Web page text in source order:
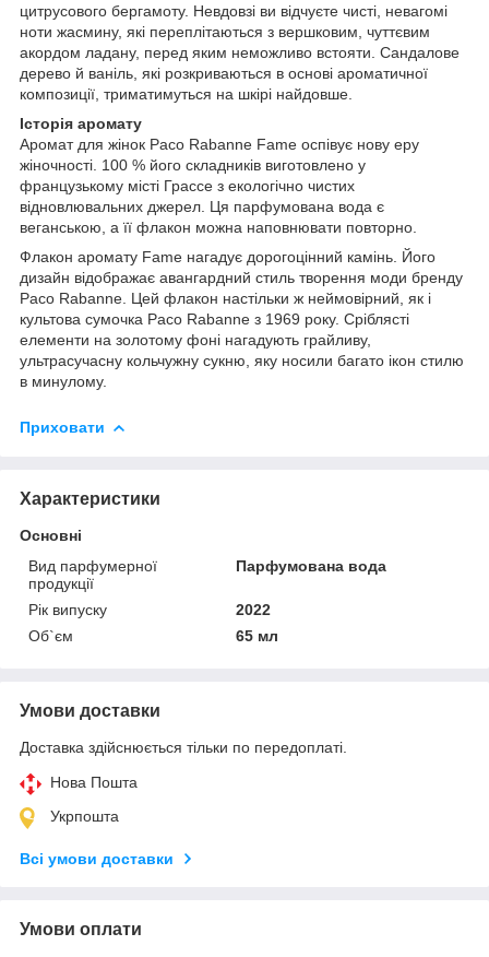
цитрусового бергамоту. Невдовзі ви відчуєте чисті, невагомі
ноти жасмину, які переплітаються з вершковим, чуттєвим
акордом ладану, перед яким неможливо встояти. Сандалове
дерево й ваніль, які розкриваються в основі ароматичної
композиції, триматимуться на шкірі найдовше.
Історія аромату
Аромат для жінок Paco Rabanne Fame оспівує нову еру
жіночності. 100 % його складників виготовлено у
французькому місті Грассе з екологічно чистих
відновлювальних джерел. Ця парфумована вода є
веганською, а її флакон можна наповнювати повторно.
Флакон аромату Fame нагадує дорогоцінний камінь. Його
дизайн відображає авангардний стиль творення моди бренду
Paco Rabanne. Цей флакон настільки ж неймовірний, як і
культова сумочка Paco Rabanne з 1969 року. Сріблясті
елементи на золотому фоні нагадують грайливу,
ультрасучасну кольчужну сукню, яку носили багато ікон стилю
в минулому.
Приховати
Характеристики
Основні
Вид парфумерної
продукції
Парфумована вода
Рік випуску
2022
Об`єм
65 мл
Умови доставки
Доставка здійснюється тільки по передоплаті.
Нова Пошта
Укрпошта
Всі умови доставки
Умови оплати